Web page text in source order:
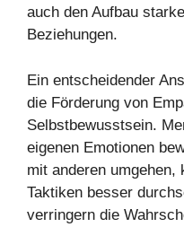
auch den Aufbau
Beziehungen.
Ein entscheidender
die Förderung von
Selbstbewusstsein.
eigenen Emotionen
mit anderen umgehen,
Taktiken besser
verringern die